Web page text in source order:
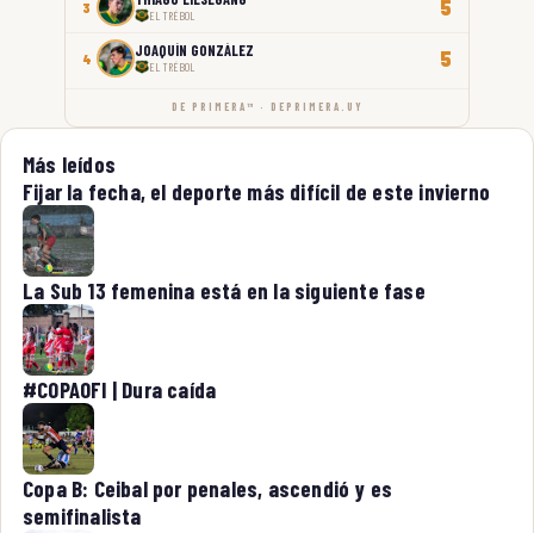
3 EL TRÉBOL 5
4 JOAQUÍN GONZÁLEZ
EL TRÉBOL 5
DE PRIMERA™ · DEPRIMERA.UY
Más leídos
Fijar la fecha, el deporte más difícil de este invierno
La Sub 13 femenina está en la siguiente fase
#COPAOFI | Dura caída
Copa B: Ceibal por penales, ascendió y es
semifinalista